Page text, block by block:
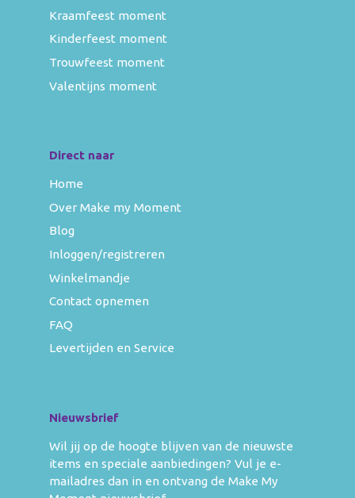
Kraamfeest moment
Kinderfeest moment
Trouwfeest moment
Valentijns moment
Direct naar
Home
Over Make my Moment
Blog
Inloggen/registreren
Winkelmandje
Contact opnemen
FAQ
Levertijden en Service
Nieuwsbrief
Wil jij op de hoogte blijven van de nieuwste
items en speciale aanbiedingen? Vul je e-
mailadres dan in en ontvang de Make My